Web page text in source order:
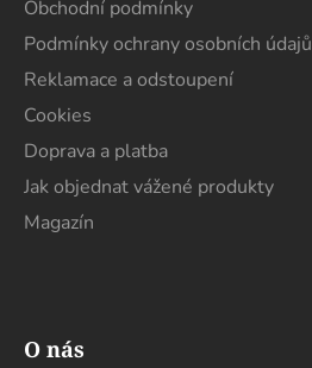
Obchodní podmínky
Podmínky ochrany osobních údajů
Reklamace a odstoupení
Cookies
Doprava a platba
Jak objednat vážené produkty
Magazín
O nás